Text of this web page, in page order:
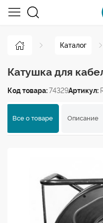
Каталог
Катушка для
Код товара:74329Артикул:
Все о товаре Описание